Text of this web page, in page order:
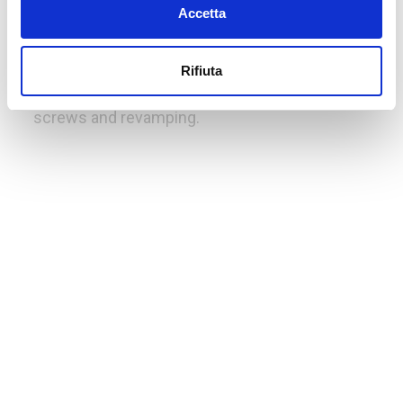
Accetta
Rifiuta
FLIGHTING
Sectional and continuous flighting
special and molded. Complete
screws and revamping.